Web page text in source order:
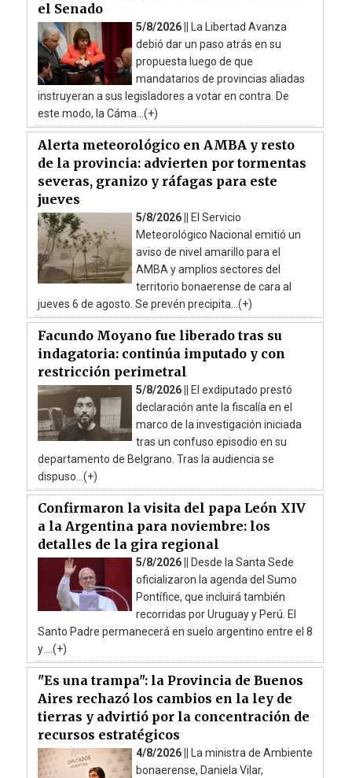
el Senado
5/8/2026 ||
La Libertad Avanza
debió dar un paso atrás en su
propuesta luego de que
mandatarios de provincias aliadas
instruyeran a sus legisladores a votar en contra. De
este modo, la Cáma...(+)
Alerta meteorológico en AMBA y resto
de la provincia: advierten por tormentas
severas, granizo y ráfagas para este
jueves
5/8/2026 ||
El Servicio
Meteorológico Nacional emitió un
aviso de nivel amarillo para el
AMBA y amplios sectores del
territorio bonaerense de cara al
jueves 6 de agosto. Se prevén precipita...(+)
Facundo Moyano fue liberado tras su
indagatoria: continúa imputado y con
restricción perimetral
5/8/2026 ||
El exdiputado prestó
declaración ante la fiscalía en el
marco de la investigación iniciada
tras un confuso episodio en su
departamento de Belgrano. Tras la audiencia se
dispuso...(+)
Confirmaron la visita del papa León XIV
a la Argentina para noviembre: los
detalles de la gira regional
5/8/2026 ||
Desde la Santa Sede
oficializaron la agenda del Sumo
Pontífice, que incluirá también
recorridas por Uruguay y Perú. El
Santo Padre permanecerá en suelo argentino entre el 8
y ...(+)
"Es una trampa": la Provincia de Buenos
Aires rechazó los cambios en la ley de
tierras y advirtió por la concentración de
recursos estratégicos
4/8/2026 ||
La ministra de Ambiente
bonaerense, Daniela Vilar,